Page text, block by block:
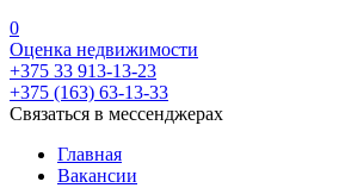
0
Оценка недвижимости
+375 33 913-13-23
+375 (163) 63-13-33
Связаться в мессенджерах
Главная
Вакансии